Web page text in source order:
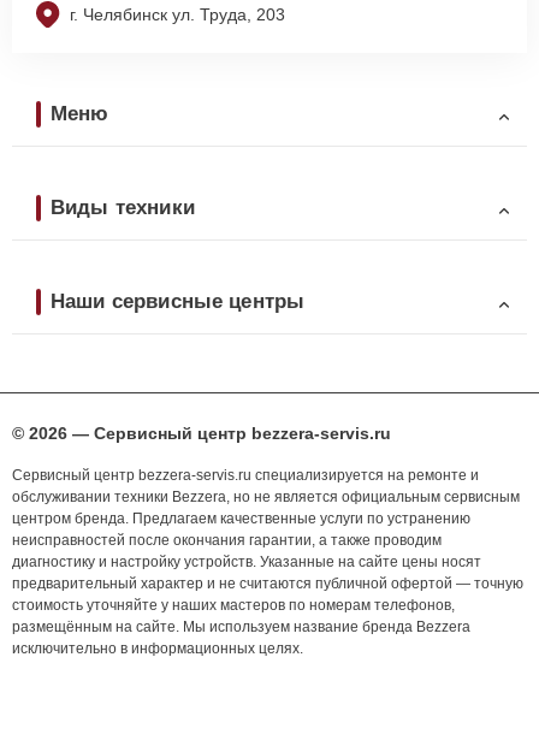
г. Челябинск ул. Труда, 203
Меню
Виды техники
Наши сервисные центры
© 2026 — Сервисный центр bezzera-servis.ru
Сервисный центр bezzera-servis.ru специализируется на ремонте и
обслуживании техники Bezzera, но не является официальным сервисным
центром бренда. Предлагаем качественные услуги по устранению
неисправностей после окончания гарантии, а также проводим
диагностику и настройку устройств. Указанные на сайте цены носят
предварительный характер и не считаются публичной офертой — точную
стоимость уточняйте у наших мастеров по номерам телефонов,
размещённым на сайте. Мы используем название бренда Bezzera
исключительно в информационных целях.